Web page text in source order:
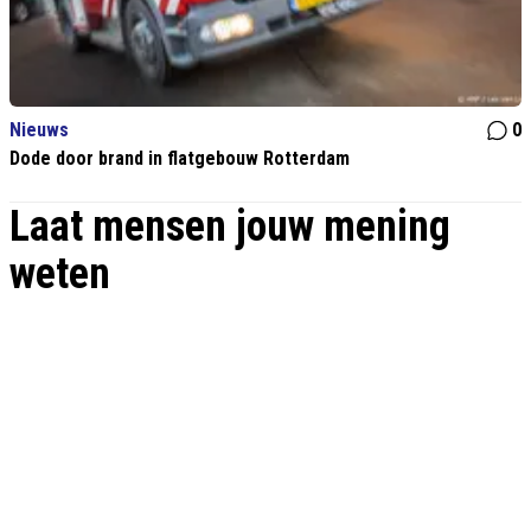
Nieuws
0
Dode door brand in flatgebouw Rotterdam
Laat mensen jouw mening
weten